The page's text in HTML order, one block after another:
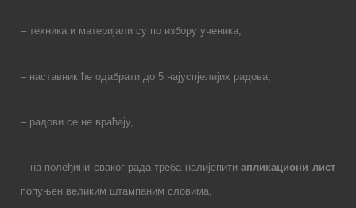
– техника и материјали су по избору ученика,
– наставник ће одабрати до 5 најуспјелијих радова,
– радови се не враћају,
– на полеђини сваког рада треба налијепитиапликациони лист
попуњен великим штампаним словима,